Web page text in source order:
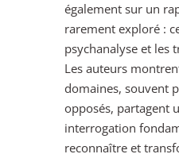
également sur un
rarement exploré :
psychanalyse et les
Les auteurs
domaines, souvent
opposés, partagent
interrogation
reconnaître et